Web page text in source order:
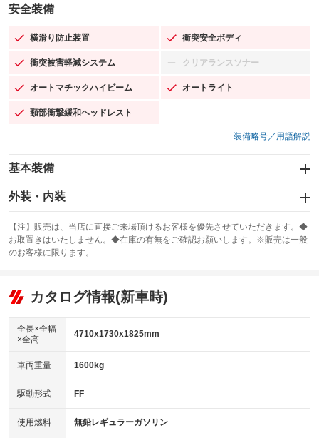
安全装備
横滑り防止装置
：装備あり 衝突安全ボディ
：装備あり
衝突被害軽減システム
：装備あり クリアランスソナー
：装備なし
オートマチックハイビーム
：装備あり オートライト
：装備あり
頸部衝撃緩和ヘッドレスト
：装備あり
装備略号／用語解説
基本装備
エアバッグ：運転席/助手席
：装備あり
：装備あり
サンルーフ
：装備なし ABS
リフトアップ
：装備なし
：装備なし
パワーウィンドウ
アイドリングストップ
：装備あり
USB入力端子
：装備あり
100V電源
：装備なし
外装・内装
カーナビ：メモリーナビ他
：装備あり
TV：フルセグ
：装備あり
ビジュアル：-／DVD再生
：装備あり
アルミホイール：16インチ
：装備あり
HID(キセノンライト)
バックカメラ
【注】販売は、当店に直接ご来場頂けるお客様を優先させていただきます。◆
お取置きはいたしません。◆在庫の有無をご確認お願いします。※販売は一般
のお客様に限ります。
カタログ情報(新車時)
全長×全幅
×全高
4710x1730x1825mm
車両重量 1600kg
駆動形式 FF
使用燃料 無鉛レギュラーガソリン